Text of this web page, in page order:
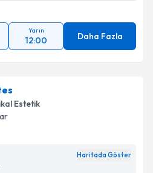
Yarın
12:00 Daha Fazla
Estetik
Haritada Göster